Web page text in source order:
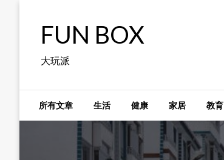
FUN BOX
大玩派
所有文章 生活 健康 家居 教育